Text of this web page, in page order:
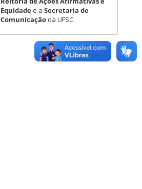
Equidadee a Secretaria de
Comunicação da UFSC.